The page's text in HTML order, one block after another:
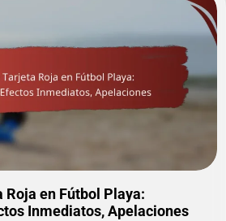
Roja en Fútbol Playa:
Inmediatos, Apelaciones